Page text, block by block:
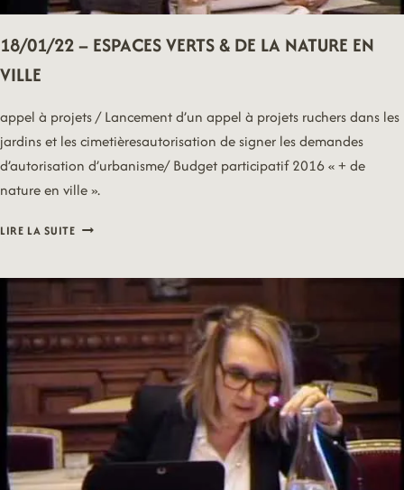
18/01/22 – ESPACES VERTS & DE LA NATURE EN
VILLE
appel à projets / Lancement d’un appel à projets ruchers dans les
jardins et les cimetièresautorisation de signer les demandes
d’autorisation d’urbanisme/ Budget participatif 2016 « + de
nature en ville ».
LIRE LA SUITE18/01/22
VERTS
DE
LA
NATURE
EN
VILLE